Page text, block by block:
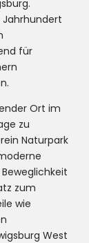
Jahrhundert
für
Ort im
zu
Naturpark
zum
wie
West